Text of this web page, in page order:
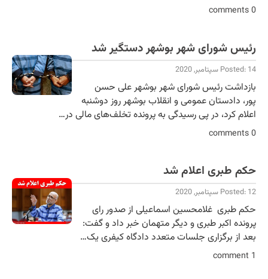
0 comments
رئیس شورای شهر بوشهر دستگیر شد
Posted: 14 سپتامبر, 2020
بازداشت رئیس شورای شهر بوشهر علی حسن
پور، دادستان عمومی و انقلاب بوشهر روز دوشنبه
اعلام کرد، در پی رسیدگی به پرونده تخلف‌های مالی در…
0 comments
حکم طبری اعلام شد
Posted: 12 سپتامبر, 2020
حکم طبری غلامحسین اسماعیلی از صدور رای
پرونده اکبر طبری و دیگر متهمان خبر داد و گفت:
بعد از برگزاری جلسات متعدد دادگاه کیفری یک…
1 comment